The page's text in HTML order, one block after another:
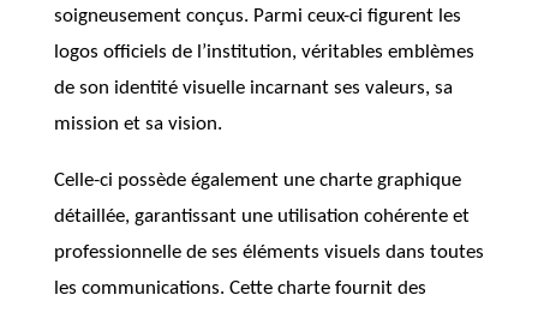
soigneusement conçus. Parmi ceux-ci figurent les
logos officiels de l’institution, véritables emblèmes
de son identité visuelle incarnant ses valeurs, sa
mission et sa vision.
Celle-ci possède également une charte graphique
détaillée, garantissant une utilisation cohérente et
professionnelle de ses éléments visuels dans toutes
les communications. Cette charte fournit des